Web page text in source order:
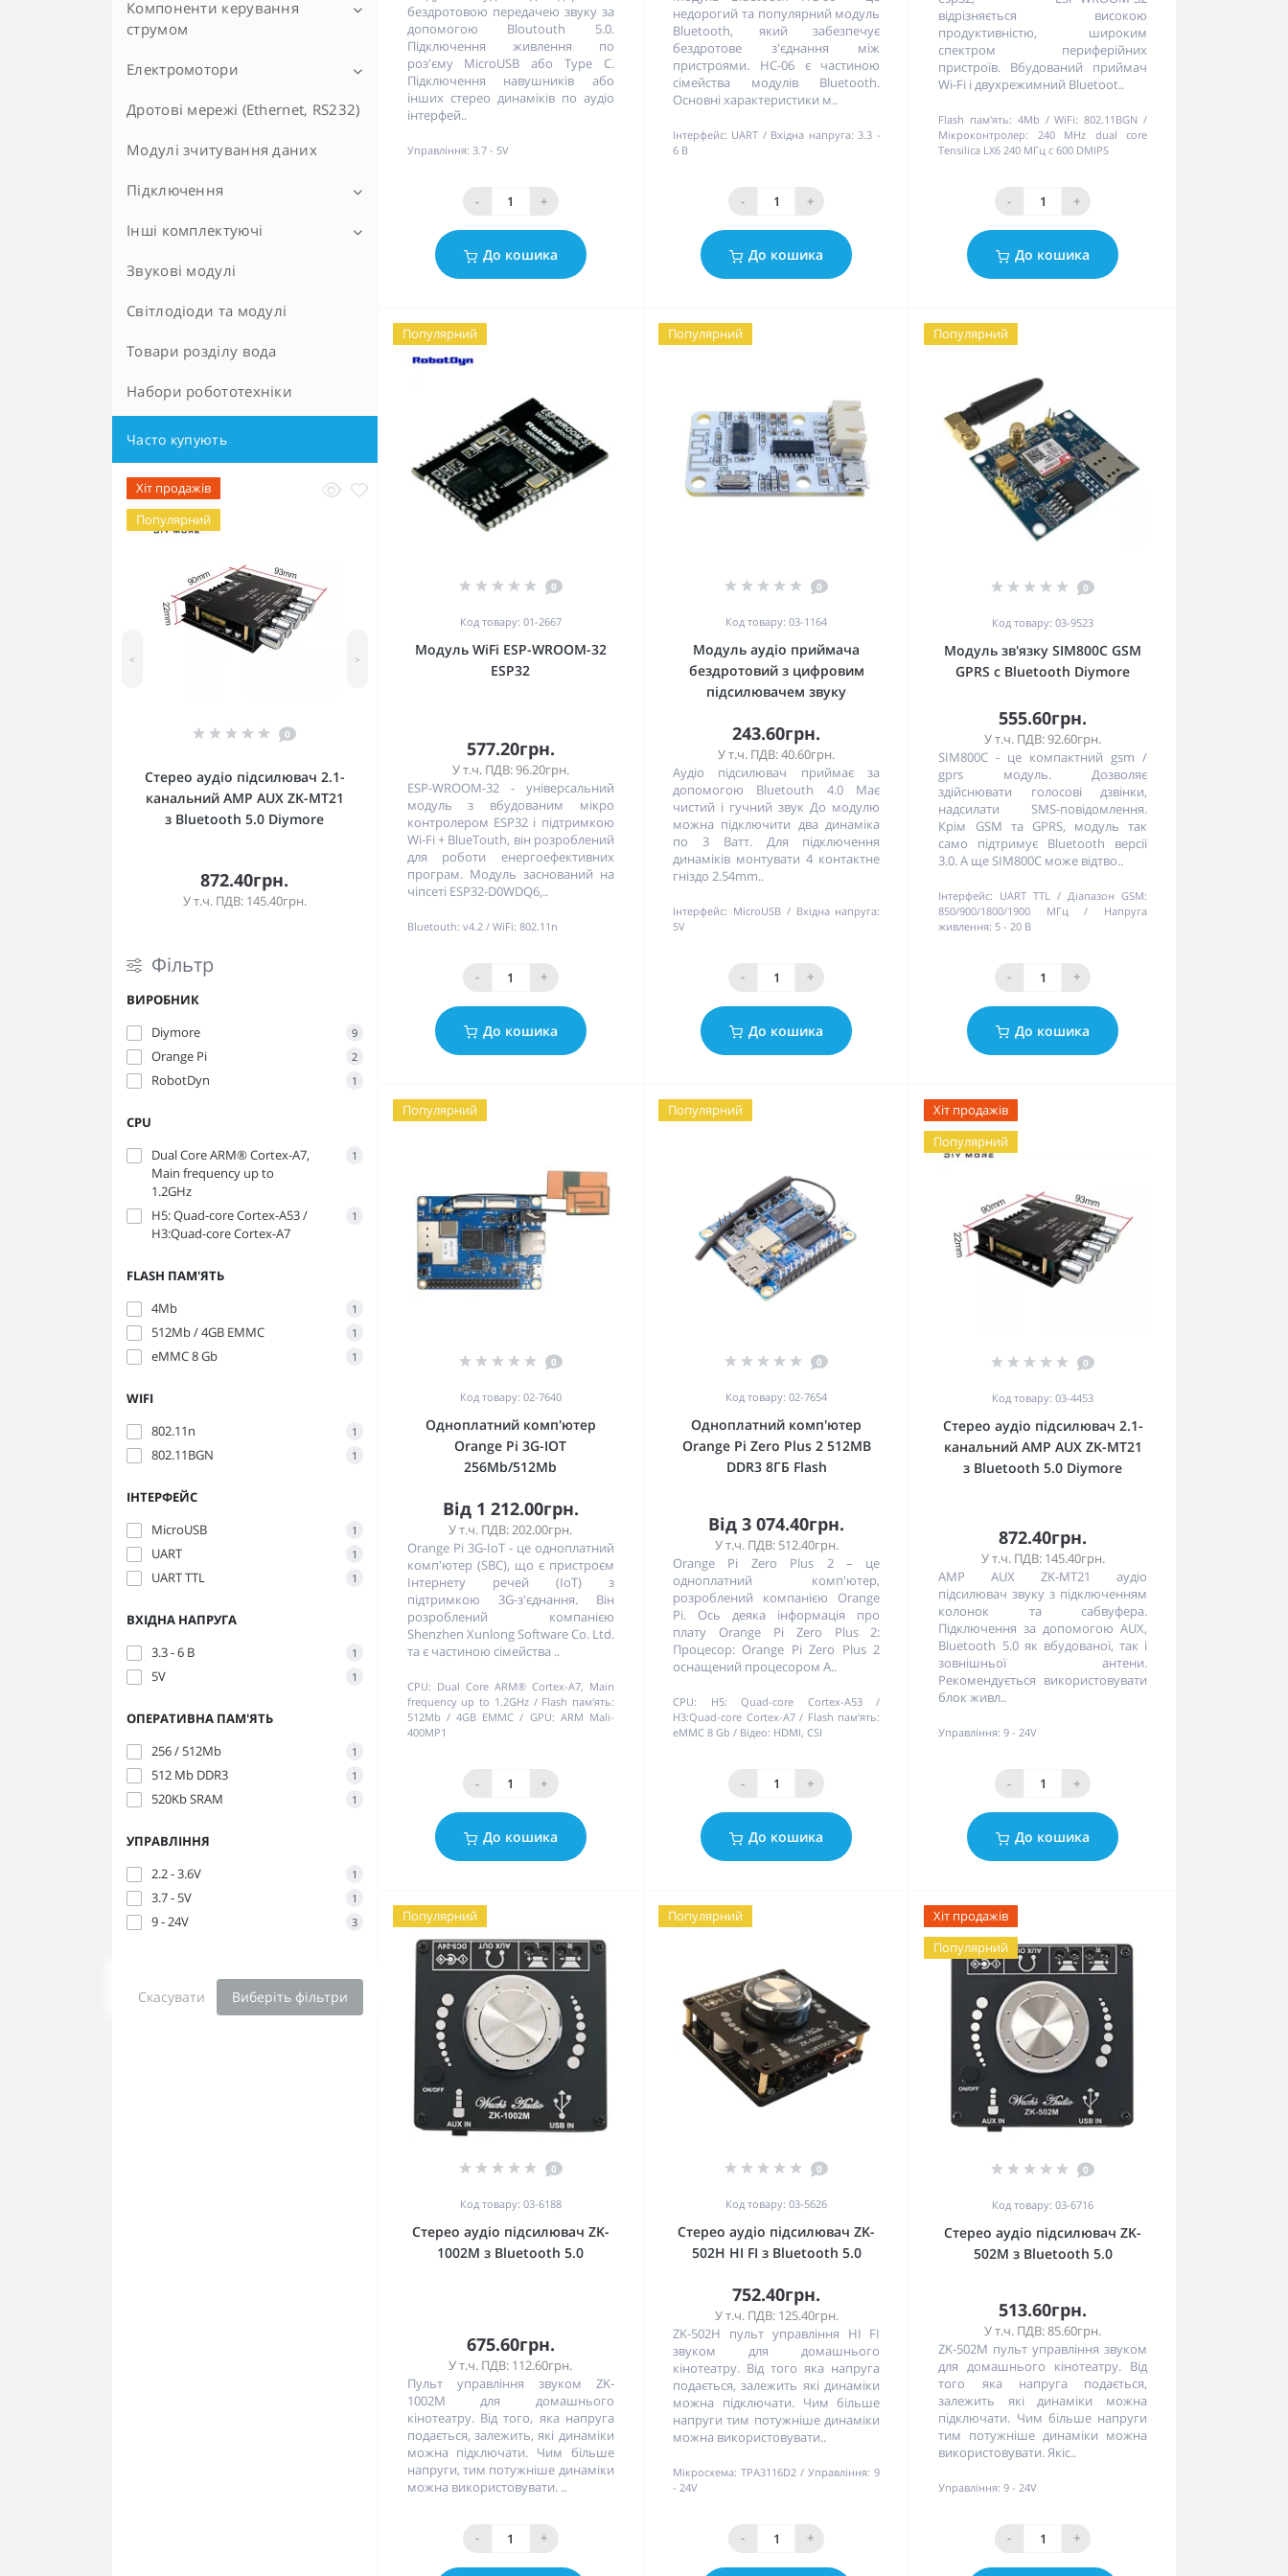
LED матричні дисплеї
Семісегментні дисплеї
Блоки живлення (адаптери)
Компоненти керування
струмом
Зарядка
Опір
Перетворювачі струму
Реле
Електромотори
Колекторні міні-мотори DC
Крокові двигуни
Міні-мотори DC без сердечника
Мотори з редуктором
Помпи та насоси
Сервоприводи
Дротові мережі (Ethernet, RS232)
Модулі зчитування даних
Підключення
Інтерфейси та роз'єми
Кабелі та дроти
Інші комплектуючі
Камери
Компоненти для 3D та ЧПУ
Корпуси
Радіатори для тепловідведення
Звукові модулі
Світлодіоди та модулі
Товари розділу вода
Набори робототехніки
Часто купують
Хіт продажів
Популярний
0
Стерео аудіо підсилювач 2.1-
канальний AMP AUX ZK-MT21
з Bluetooth 5.0 Diymore
872.40грн.
У т.ч. ПДВ: 145.40грн.
< >
Фільтр
ВИРОБНИК
Diymore
9
Orange Pi 2
RobotDyn 1
CPU
Dual Core ARM® Cortex-A7,
Main frequency up to
1.2GHz
1
H5: Quad-core Cortex-A53 /
H3:Quad-core Cortex-A7
1
FLASH ПАМ'ЯТЬ
4Mb
1
512Mb / 4GB EMMC 1
eMMC 8 Gb 1
WIFI
802.11n
1
802.11BGN 1
ІНТЕРФЕЙС
MicroUSB
1
UART 1
UART TTL 1
ВХІДНА НАПРУГА
3.3 - 6 В
1
5V 1
ОПЕРАТИВНА ПАМ'ЯТЬ
256 / 512Mb
1
512 Мb DDR3 1
520Kb SRAM 1
УПРАВЛІННЯ
2.2 - 3.6V
1
3.7 - 5V 1
9 - 24V 3
Скасувати Виберіть фільтри
бездротовою передачею звуку за
допомогою Bloutouth 5.0.
Підключення живлення по
роз'єму MicroUSB або Type C.
Підключення навушників або
інших стерео динаміків по аудіо
інтерфей..
Управління: 3.7 - 5V
- +
До кошика
недорогий та популярний модуль
Bluetooth, який забезпечує
бездротове з'єднання між
пристроями. HC-06 є частиною
сімейства модулів Bluetooth.
Основні характеристики м..
Інтерфейс: UART Вхідна напруга: 3.3 -
6 В
- +
До кошика
відрізняється високою
продуктивністю, широким
спектром периферійних
пристроїв. Вбудований приймач
Wi-Fi і двухрежимний Bluetoot..
Flash пам'ять: 4Mb WiFi: 802.11BGN
Мікроконтролер:
240 MHz dual core
Tensilica LX6 240 МГц с 600 DMIPS
- +
До кошика
Популярний
0
Код товару: 01-2667
Модуль WiFi ESP-WROOM-32
ESP32
577.20грн.
У т.ч. ПДВ: 96.20грн.
ESP-WROOM-32 - універсальний
модуль з вбудованим мікро
контролером ESP32 і підтримкою
Wi-Fi + BlueTouth, він розроблений
для роботи енергоефективних
програм. Модуль заснований на
чіпсеті ESP32-D0WDQ6,..
Bluetouth: v4.2 WiFi: 802.11n
- +
До кошика
Популярний
0
Код товару: 03-1164
Модуль аудіо приймача
бездротовий з цифровим
підсилювачем звуку
243.60грн.
У т.ч. ПДВ: 40.60грн.
Аудіо підсилювач приймає за
допомогою Bluetouth 4.0 Має
чистий і гучний звук До модулю
можна підключити два динаміка
по 3 Ватт. Для підключення
динаміків монтувати 4 контактне
гніздо 2.54mm..
Інтерфейс: MicroUSB
Вхідна напруга:
5V
- +
До кошика
Популярний
0
Код товару: 03-9523
Модуль зв'язку SIM800С GSM
GPRS с Bluetooth Diymore
555.60грн.
У т.ч. ПДВ: 92.60грн.
SIM800C - це компактний gsm /
gprs модуль. Дозволяє
здійснювати голосові дзвінки,
надсилати SMS-повідомлення.
Крім GSM та GPRS, модуль так
само підтримує Bluetooth версії
3.0. А ще SIM800C може відтво..
Інтерфейс: UART TTL
Діапазон GSM:
850/900/1800/1900 МГц
Напруга
живлення: 5 - 20 В
- +
До кошика
Популярний
0
Код товару: 02-7640
Одноплатний комп'ютер
Orange Pi 3G-IOT
256Mb/512Mb
Від 1 212.00грн.
У т.ч. ПДВ: 202.00грн.
Orange Pi 3G-IoT - це одноплатний
комп'ютер (SBC), що є пристроєм
Інтернету речей (IoT) з
підтримкою 3G-з'єднання. Він
розроблений компанією
Shenzhen Xunlong Software Co. Ltd.
та є частиною сімейства ..
CPU: Dual Core ARM® Cortex-A7, Main
frequency up to 1.2GHz
Flash пам'ять:
512Mb / 4GB EMMC
GPU: ARM Mali-
400MP1
- +
До кошика
Популярний
0
Код товару: 02-7654
Одноплатний комп'ютер
Orange Pi Zero Plus 2 512MB
DDR3 8ГБ Flash
Від 3 074.40грн.
У т.ч. ПДВ: 512.40грн.
Orange Pi Zero Plus 2 – це
одноплатний комп'ютер,
розроблений компанією Orange
Pi. Ось деяка інформація про
плату Orange Pi Zero Plus 2:
Процесор: Orange Pi Zero Plus 2
оснащений процесором A..
CPU:
H5: Quad-core Cortex-A53 /
H3:Quad-core Cortex-A7
Flash пам'ять:
eMMC 8 Gb
Відео: HDMI, CSI
- +
До кошика
Хіт продажів
Популярний
0
Код товару: 03-4453
Стерео аудіо підсилювач 2.1-
канальний AMP AUX ZK-MT21
з Bluetooth 5.0 Diymore
872.40грн.
У т.ч. ПДВ: 145.40грн.
AMP AUX ZK-MT21 аудіо
підсилювач звуку з підключенням
колонок та сабвуфера.
Підключення за допомогою AUX,
Bluetooth 5.0 як вбудованої, так і
зовнішньої антени.
Рекомендується використовувати
блок живл..
Управління: 9 - 24V
- +
До кошика
Популярний
0
Код товару: 03-6188
Стерео аудіо підсилювач ZK-
1002M з Bluetooth 5.0
675.60грн.
У т.ч. ПДВ: 112.60грн.
Пульт управління звуком ZK-
1002M для домашнього
кінотеатру. Від того, яка напруга
подається, залежить, які динаміки
можна підключати. Чим більше
напруги, тим потужніше динаміки
можна використовувати. ..
- +
Популярний
0
Код товару: 03-5626
Стерео аудіо підсилювач ZK-
502H HI FI з Bluetooth 5.0
752.40грн.
У т.ч. ПДВ: 125.40грн.
ZK-502H пульт управління HI FI
звуком для домашнього
кінотеатру. Від того яка напруга
подається, залежить які динаміки
можна підключати. Чим більше
напруги тим потужніше динаміки
можна використовувати..
Мікросхема: TPA3116D2 Управління: 9
- 24V
- +
Хіт продажів
Популярний
0
Код товару: 03-6716
Стерео аудіо підсилювач ZK-
502M з Bluetooth 5.0
513.60грн.
У т.ч. ПДВ: 85.60грн.
ZK-502M пульт управління звуком
для домашнього кінотеатру. Від
того яка напруга подається,
залежить які динаміки можна
підключати. Чим більше напруги
тим потужніше динаміки можна
використовувати. Якіс..
Управління: 9 - 24V
- +